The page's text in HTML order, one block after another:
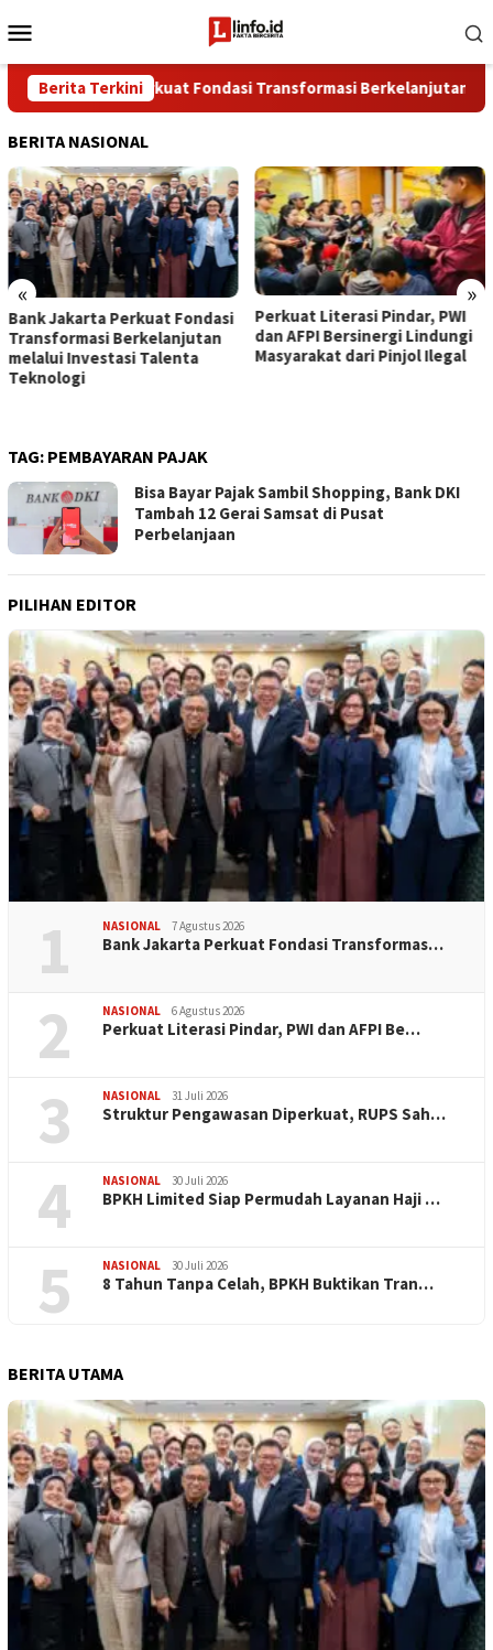
ke
Mobile
Berita Terkini
Jakarta Perkuat Fondasi Transformasi Berkelanjutan
BERITA NASIONAL
« »
Bank Jakarta Perkuat Fondasi
Transformasi Berkelanjutan
melalui Investasi Talenta
Teknologi
Perkuat Literasi Pindar, PWI
dan AFPI Bersinergi Lindungi
Masyarakat dari Pinjol Ilegal
TAG: PEMBAYARAN PAJAK
Bisa Bayar Pajak Sambil Shopping, Bank DKI
Tambah 12 Gerai Samsat di Pusat
Perbelanjaan
PILIHAN EDITOR
1 NASIONAL 7 Agustus 2026
Bank Jakarta Perkuat Fondasi Transformas…
2 NASIONAL 6 Agustus 2026
Perkuat Literasi Pindar, PWI dan AFPI Be…
3 NASIONAL 31 Juli 2026
​Struktur Pengawasan Diperkuat, RUPS Sah…
4 NASIONAL 30 Juli 2026
BPKH Limited Siap Permudah Layanan Haji …
5 NASIONAL 30 Juli 2026
​8 Tahun Tanpa Celah, BPKH Buktikan Tran…
BERITA UTAMA